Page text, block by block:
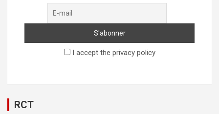
I accept the privacy policy
RCT